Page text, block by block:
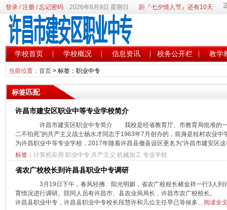
登录/注册/忘记密码 2026年8月9日 星期日 距『七夕情人节』还有10天
学校首页 学校概况 信息资讯 校务公开栏 教学
当前位置： 首页> 标签：职业中专
标签匹配
许昌市建安区职业中等专业学校简介
许昌市建安区职业中专简介 我校是经省教育厅、市教育局批准的一
二不怕死”的共产主义战士杨水才同志于1963年7月创办的，前身是桂村农业
为许昌职业中等专业学校，2017年随着许昌县撤县设区更名为“许昌市建安区
标签： 计算机应用 职业中专 共产主义 机械加工 专业学校
省农广校校长到许昌县职业中专调研
3月19日下午，春风轻拂、阳光明媚，省农广校校长楮金祥一行3人到
育情况进行调研。陪同人员有许昌市、县农业局局长，许昌市农广校校长。
许昌县职业中专，许昌县职业中专校长段慧许和几位主任早已等候多... 阅读全